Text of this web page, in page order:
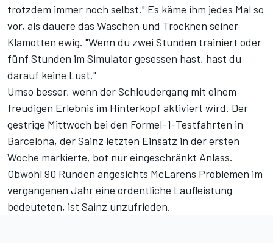
trotzdem immer noch selbst." Es käme ihm jedes Mal so
vor, als dauere das Waschen und Trocknen seiner
Klamotten ewig. "Wenn du zwei Stunden trainiert oder
fünf Stunden im Simulator gesessen hast, hast du
darauf keine Lust."
Umso besser, wenn der Schleudergang mit einem
freudigen Erlebnis im Hinterkopf aktiviert wird. Der
gestrige Mittwoch bei den Formel-1-Testfahrten in
Barcelona, der Sainz letzten Einsatz in der ersten
Woche markierte, bot nur eingeschränkt Anlass.
Obwohl 90 Runden angesichts McLarens Problemen im
vergangenen Jahr eine ordentliche Laufleistung
bedeuteten, ist Sainz unzufrieden.